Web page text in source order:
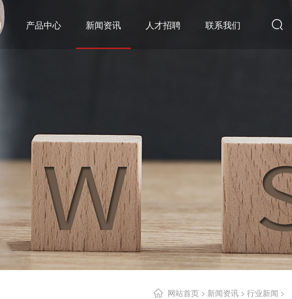
产品中心 新闻资讯 人才招聘 联系我们
网站首页 > 新闻资讯 > 行业新闻 >